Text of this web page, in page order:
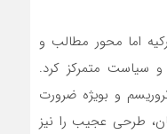
اما محور مطالب و
سیاست متمرکز کرد.
و بویژه ضرورت
طرحی عجیب را نیز